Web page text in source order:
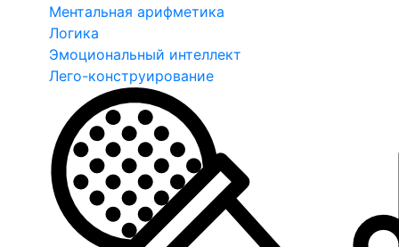
Ментальная арифметика
Логика
Эмоциональный интеллект
Лего-конструирование